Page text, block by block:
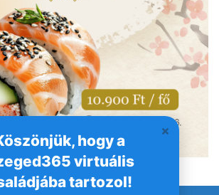
hogy a
virtuális
tartozol!